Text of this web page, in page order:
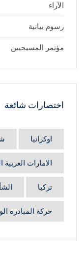
الآراء
رسوم بيانية
مؤتمر المسيحيين
اختصارات شائعة
اوكرانيا
الامارات العربية
تركيا
حركة المبادرة